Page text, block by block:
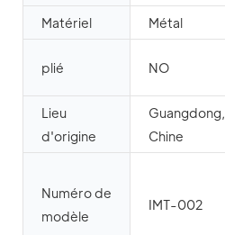
Matériel Métal
plié NO
Lieu
d'origine
Guangdong,
Chine
Numéro de
modèle
IMT-002